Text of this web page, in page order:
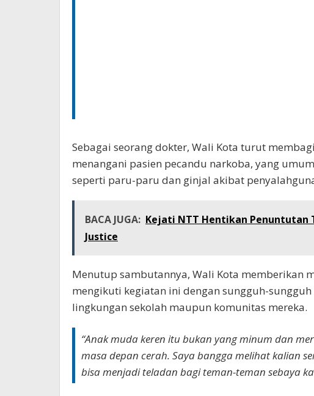
Sebagai seorang dokter, Wali Kota turut
menangani pasien pecandu narkoba, yang
seperti paru-paru dan ginjal akibat
BACA JUGA: Kejati NTT Hentikan Penuntutan
Justice
Menutup sambutannya, Wali Kota memberikan
mengikuti kegiatan ini dengan sungguh-
lingkungan sekolah maupun komunitas mereka.
“Anak muda keren itu bukan yang minum dan
masa depan cerah. Saya bangga melihat kalian
bisa menjadi teladan bagi teman-teman sebaya